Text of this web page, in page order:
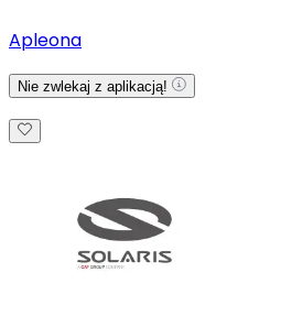
Apleona
Nie zwlekaj z aplikacją!